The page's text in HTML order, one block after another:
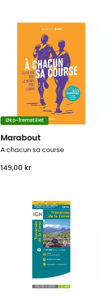
Øko-fremstillet
Marabout
A chacun sa course
149,00 kr